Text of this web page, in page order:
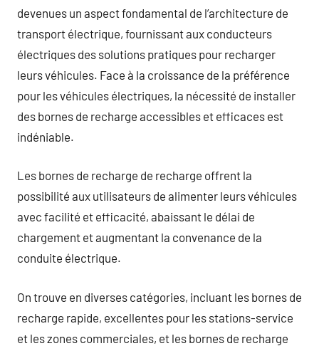
devenues un aspect fondamental de l’architecture de
transport électrique, fournissant aux conducteurs
électriques des solutions pratiques pour recharger
leurs véhicules. Face à la croissance de la préférence
pour les véhicules électriques, la nécessité de installer
des bornes de recharge accessibles et efficaces est
indéniable.
Les bornes de recharge de recharge offrent la
possibilité aux utilisateurs de alimenter leurs véhicules
avec facilité et efficacité, abaissant le délai de
chargement et augmentant la convenance de la
conduite électrique.
On trouve en diverses catégories, incluant les bornes de
recharge rapide, excellentes pour les stations-service
et les zones commerciales, et les bornes de recharge